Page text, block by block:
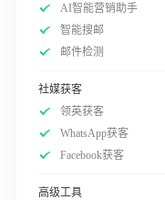
AI智能营销助手
智能搜邮
邮件检测
社媒获客
领英获客
WhatsApp获客
Facebook获客
高级工具